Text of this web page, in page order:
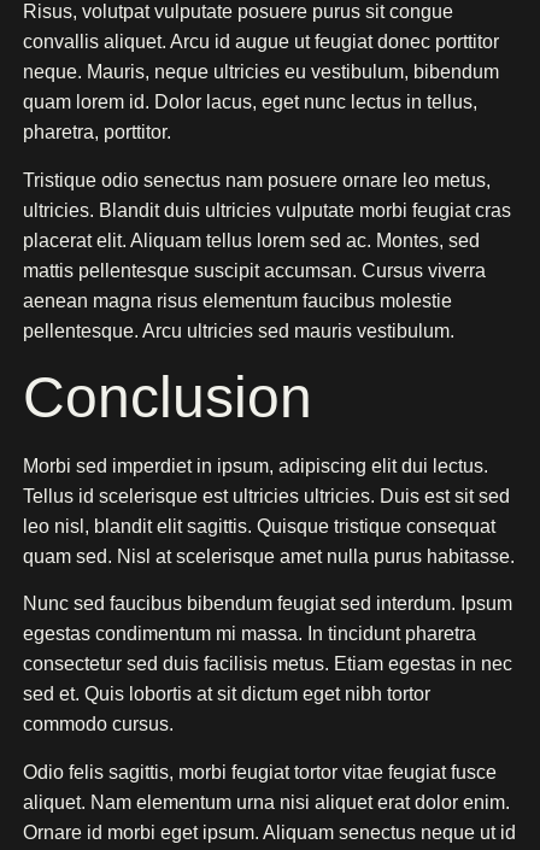
Risus, volutpat vulputate posuere purus sit congue
convallis aliquet. Arcu id augue ut feugiat donec porttitor
neque. Mauris, neque ultricies eu vestibulum, bibendum
quam lorem id. Dolor lacus, eget nunc lectus in tellus,
pharetra, porttitor.
Tristique odio senectus nam posuere ornare leo metus,
ultricies. Blandit duis ultricies vulputate morbi feugiat cras
placerat elit. Aliquam tellus lorem sed ac. Montes, sed
mattis pellentesque suscipit accumsan. Cursus viverra
aenean magna risus elementum faucibus molestie
pellentesque. Arcu ultricies sed mauris vestibulum.
Conclusion
Morbi sed imperdiet in ipsum, adipiscing elit dui lectus.
Tellus id scelerisque est ultricies ultricies. Duis est sit sed
leo nisl, blandit elit sagittis. Quisque tristique consequat
quam sed. Nisl at scelerisque amet nulla purus habitasse.
Nunc sed faucibus bibendum feugiat sed interdum. Ipsum
egestas condimentum mi massa. In tincidunt pharetra
consectetur sed duis facilisis metus. Etiam egestas in nec
sed et. Quis lobortis at sit dictum eget nibh tortor
commodo cursus.
Odio felis sagittis, morbi feugiat tortor vitae feugiat fusce
aliquet. Nam elementum urna nisi aliquet erat dolor enim.
Ornare id morbi eget ipsum. Aliquam senectus neque ut id